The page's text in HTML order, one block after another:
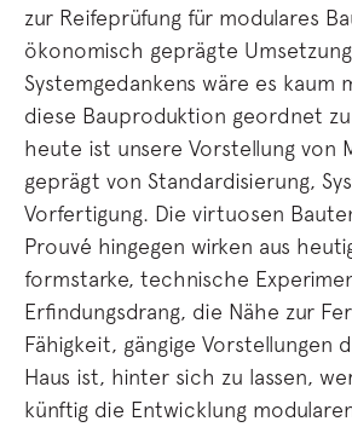
zur Reifeprüfung für modulares
ökonomisch geprägte
Systemgedankens wäre es kaum
diese Bauproduktion geordnet
heute ist unsere Vorstellung von
geprägt von Standardisierung,
Vorfertigung. Die virtuosen
Prouvé hingegen wirken aus
formstarke, technische
Erfindungsdrang, die Nähe zur
Fähigkeit, gängige Vorstellungen
Haus ist, hinter sich zu lassen,
künftig die Entwicklung